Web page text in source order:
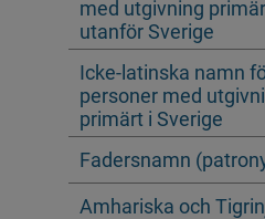
med utgivning
utanför Sverige
Icke-latinska namn
personer med
primärt i Sverige
Fadersnamn
Amhariska och